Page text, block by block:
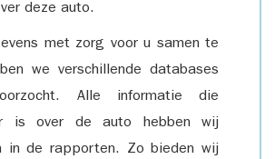
deze auto.
met zorg voor u samen te
we verschillende databases
Alle informatie die
is over de auto hebben wij
in de rapporten. Zo bieden wij